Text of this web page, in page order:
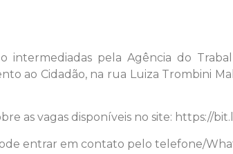
intermediadas pela Agência do
ao Cidadão, na rua Luiza Trombini
as vagas disponíveis no site: https://
entrar em contato pelo telefone/